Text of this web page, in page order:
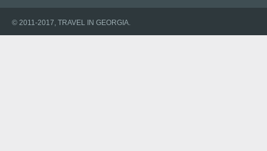
© 2011-2017, TRAVEL IN GEORGIA.